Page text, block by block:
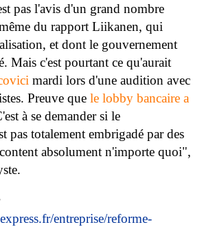
pas l'avis d'un grand nombre
du rapport Liikanen, qui
et dont le gouvernement
Mais c'est pourtant ce qu'aurait
mardi lors d'une audition avec
Preuve que le lobby bancaire a
à se demander si le
pas totalement embrigadé par des
absolument n'importe quoi",
entreprise/reforme-